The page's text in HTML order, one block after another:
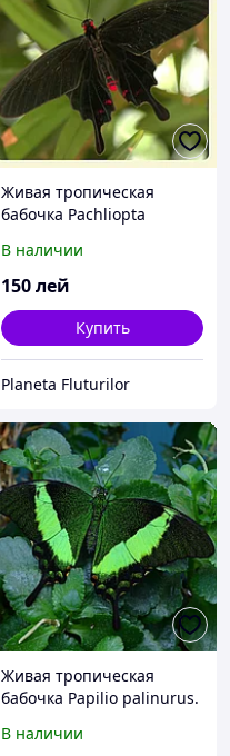
Живая тропическая
бабочка Pachliopta
В наличии
150лей
Купить
Planeta Fluturilor
Живая тропическая
бабочка Papilio palinurus.
В наличии